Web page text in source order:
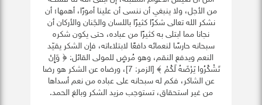
من الأجل، ولا ينبغي أن ننسى أن علينا أمورًا، أهمها؛ أن
نشكر الله تعالى شكرًا كثيرًا باللسان والجَنان والأركان أن
نجانا مما ابتلى به كثيرًا من عباده، حتى يكون شكره
سبحانه حارسًا لنعمائه دافعًا لابتلاءاته، فإن الشكر يقيّد
النعم ويدفع النقم، وهو مُرضٍ للمولى القائل: ﴿ وَإِنْ
تَشْكُرُوا يَرْضَهُ لَكُمْ ﴾ [الزمر: 7]، ورضاه عن الشكر هو رضا
عن الشاكر، فكم له سبحانه على عباده من نعم أسداها
من غير استحقاق، تستوجب مزيد الشكر وبالغ الحمد.